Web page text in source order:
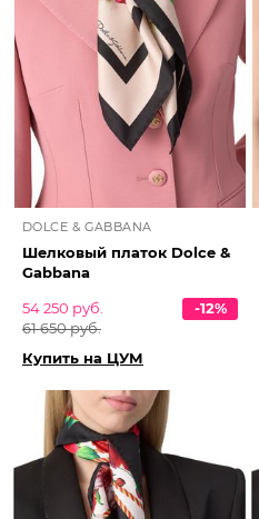
DOLCE & GABBANA
Шелковый платок Dolce &
Gabbana
54 250 руб.
61 650 руб.
-12%
Купить на ЦУМ